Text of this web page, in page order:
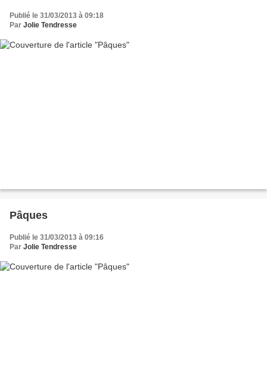
Publié le 31/03/2013 à 09:18
Par Jolie Tendresse
Pâques
Publié le 31/03/2013 à 09:16
Par Jolie Tendresse